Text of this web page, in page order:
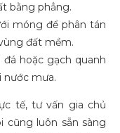
bằng phẳng.
móng để phân tán
đất mềm.
hoặc gạch quanh
nước mưa.
tế, tư vấn gia chủ
cũng luôn sẵn sàng